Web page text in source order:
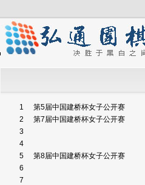
1 第5届中国建桥杯女子公开赛
2
第7届中国建桥杯女子公开赛
3
4
5
第8届中国建桥杯女子公开赛
6
7